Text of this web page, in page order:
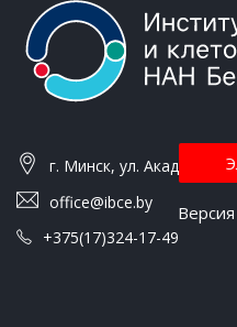
г. Минск, ул.
office@ibce.by
+375(17)324-17-49